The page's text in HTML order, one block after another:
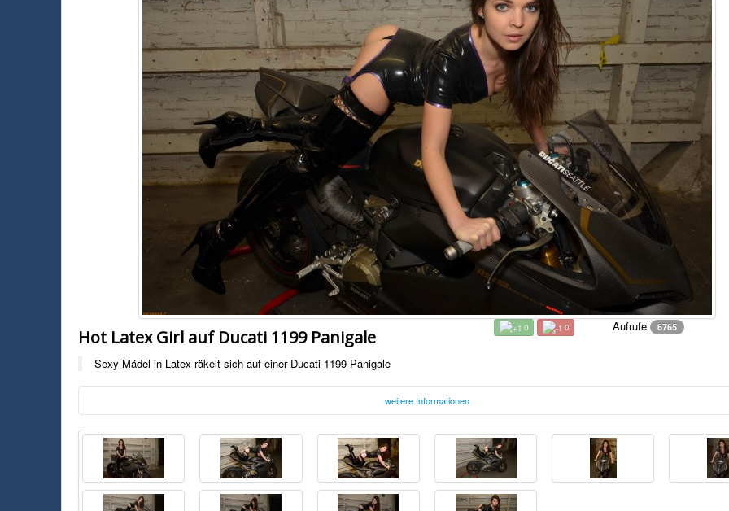
Hot Latex Girl auf Ducati 1199 Panigale 0 0 Aufrufe 6765
Sexy Mädel in Latex räkelt sich auf einer Ducati 1199 Panigale
weitere Informationen
Foto:Unbekannt
Samstag, 06. Mai 2017 00:51
Sexy Mädel in Latex räkelt sich auf einer Ducati 1199 Panigale